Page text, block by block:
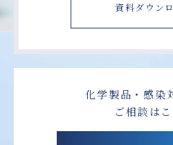
資料ダウン
化学製品・感染
ご相談は